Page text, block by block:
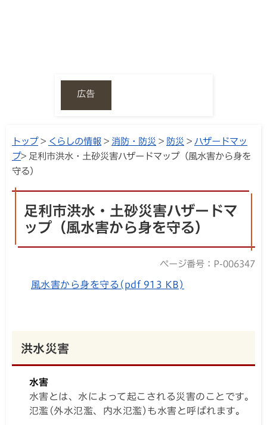
広告
トップ> くらしの情報 > 消防・防災 > 防災 > ハザードマッ
プ> 足利市洪水・土砂災害ハザードマップ（風水害から身を
守る）
足利市洪水・土砂災害ハザードマ
ップ（風水害から身を守る）
ページ番号：P-006347
風水害から身を守る(pdf 913 KB)
洪水災害
水害
水害とは、水によって起こされる災害のことです。
氾濫(外水氾濫、内水氾濫)も水害と呼ばれます。